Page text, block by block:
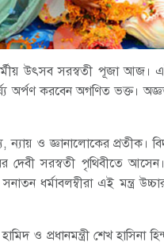
উৎসব সরস্বতী পূজা আজ।
অর্পণ করবেন অগণিত ভক্ত।
ও জ্ঞানালোকের প্রতীক।
দেবী সরস্বতী পৃথিবীতে
ধর্মাবলম্বীরা এই মন্ত্র
ও প্রধানমন্ত্রী শেখ হাসিনা